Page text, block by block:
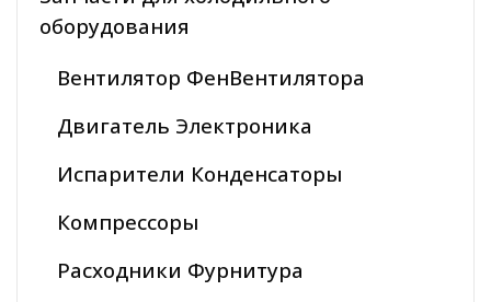
оборудования
Вентилятор ФенВентилятора
Двигатель Электроника
Испарители Конденсаторы
Компрессоры
Расходники Фурнитура